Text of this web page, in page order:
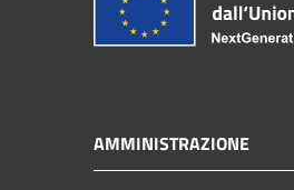
AMMINISTRAZIONE